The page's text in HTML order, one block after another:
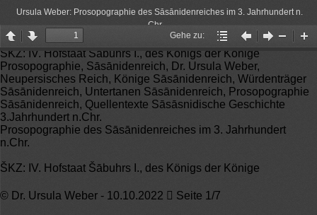
Ursula Weber: Prosopographie des Sāsānidenreiches im 3. Jahrhundert n.
Chr.
Page
up
Page
down
Zoom
Gehe zu:
Gehe
zu:
Vorheriger
Artikel
Nächster
ŠKZ: IV. Hofstaat Šābuhrs I., des Königs der Könige
Prosopographie, Sāsānidenreich, Dr. Ursula Weber,
Neupersisches Reich, Könige Sāsānidenreich, Würdenträger
Sāsānidenreich, Untertanen Sāsānidenreich, Prosopographie
Sāsānidenreich, Quellentexte Sāsāsnidische Geschichte
3.Jahrhundert n.Chr.
Prosopographie des Sāsānidenreiches im 3. Jahrhundert
n.Chr.
ŠKZ: IV. Hofstaat Šābuhrs I., des Königs der Könige
© Dr. Ursula Weber - 10.10.2022  Seite 1/7